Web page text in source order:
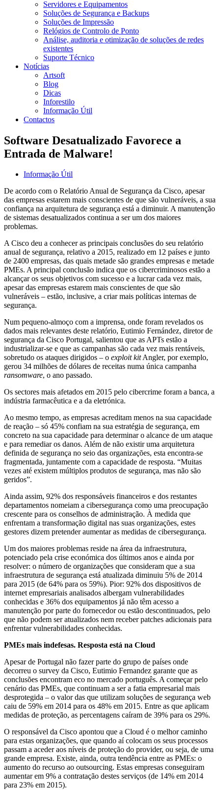
Servidores e Equipamentos
Soluções de Segurança e Backups
Soluções de Impressão
Relógios de Controlo de Ponto
Análise, auditoria e otimização de soluções de redes
existentes
Suporte Técnico
Notícias
Artsoft
Blog
Dicas
Inforestilo
Informação Útil
Contactos
Software Desatualizado Favorece a
Entrada de Malware!
Informação Útil
De acordo com o Relatório Anual de Segurança da Cisco, apesar
das empresas estarem mais conscientes de que são vulneráveis, a sua
confiança na arquitetura de segurança está a diminuir. A manutenção
de sistemas desatualizados continua a ser um dos maiores
problemas.
A Cisco deu a conhecer as principais conclusões do seu relatório
anual de segurança, relativo a 2015, realizado em 12 países e junto
de 2400 empresas, das quais metade são grandes empresas e metade
PMEs. A principal conclusão indica que os cibercriminosos estão a
alcançar os seus objetivos com sucesso e a lucrar cada vez mais,
apesar das empresas estarem mais conscientes de que são
vulneráveis – estão, inclusive, a criar mais políticas internas de
segurança.
Num pequeno-almoço com a imprensa, onde foram revelados os
dados mais relevantes deste relatório, Eutimio Fernández, diretor de
segurança da Cisco Portugal, salientou que as APTs estão a
industrializar-se e que as campanhas são cada vez mais rentáveis,
sobretudo os ataques dirigidos – o exploit kitAngler, por exemplo,
gerou 34 milhões de dólares de receitas numa única campanha
ransomware, o ano passado.
Os sectores mais afetados em 2015 pelo cibercrime foram a banca, a
indústria farmacêutica e a da eletrónica.
Ao mesmo tempo, as empresas acreditam menos na sua capacidade
de reação – só 45% confiam na sua estratégia de segurança, em
concreto na sua capacidade para determinar o alcance de um ataque
e para remediar os danos. Além de não existir uma arquitetura
definida de segurança no seio das organizações, esta encontra-se
fragmentada, juntamente com a capacidade de resposta. “Muitas
vezes até existem múltiplos produtos de segurança, mas não são
geridos”.
Ainda assim, 92% dos responsáveis financeiros e dos restantes
departamentos nomeiam a cibersegurança como uma preocupação
crescente para os conselhos de administração. À medida que
enfrentam a transformação digital nas suas organizações, estes
gestores dizem pretender aumentar as medidas de cibersegurança.
Um dos maiores problemas reside na área da infraestrutura,
potenciado pela crise económica dos últimos anos e ainda por
resolver: o número de organizações que consideram que a sua
infraestrutura de segurança está atualizada diminuiu 5% de 2014
para 2015 (de 64% para os 59%). Pior: 92% dos dispositivos de
internet empresariais analisados albergam vulnerabilidades
conhecidas e 36% dos equipamentos já não têm acesso a
manutenção por parte do fornecedor ou estão descontinuados, pelo
que não podem ser atualizados nem receber patches adicionais para
enfrentar vulnerabilidades conhecidas.
PMEs mais indefesas. Resposta está na Cloud
Apesar de Portugal não fazer parte do grupo de países onde
decorreu o survey da Cisco, Eutimio Fernandez garante que as
conclusões encontram eco no mercado português. A começar pelo
cenário das PMEs, que continuam a ser a fatia empresarial mais
desprotegida – o valor das que utilizam soluções de segurança web
caiu de 59% em 2014 para os 48% em 2015. Entre as que aplicam
medidas de proteção, as percentagens caíram de 39% para os 29%.
O responsável da Cisco apontou que a Cloud é o melhor caminho
para estas organizações, que quando aí colocam os seus processos
passam a aceder aos níveis de proteção do provider, ou seja, de uma
grande empresa. Existe, ainda, outra tendência entre as PMEs: o
aumento do recurso ao outsourcing. Estas empresas conseguiram
aumentar em 9% a contratação destes serviços (de 14% em 2014
para 23% em 2015).